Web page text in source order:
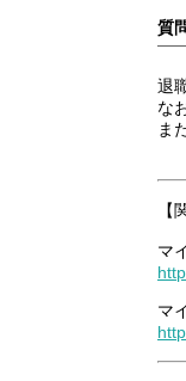
質
退
な
ま
【
マ
マ